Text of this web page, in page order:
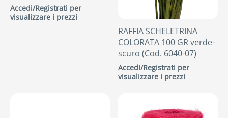
Accedi/Registrati per
visualizzare i prezzi
RAFFIA SCHELETRINA
COLORATA 100 GR verde-
scuro (Cod. 6040-07)
Accedi/Registrati per
visualizzare i prezzi